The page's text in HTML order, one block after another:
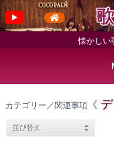
懐かしい
カテゴリー／関連事項《